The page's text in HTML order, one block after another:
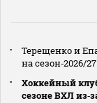
Терещенко и
на сезон‑2026/27
Хоккейный
сезоне ВХЛ